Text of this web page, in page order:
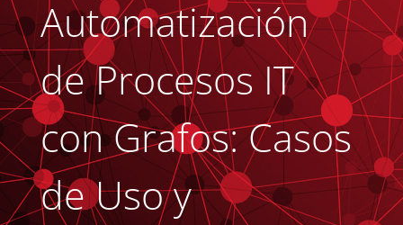
Automatización
de Procesos IT
con Grafos: Casos
de Uso y